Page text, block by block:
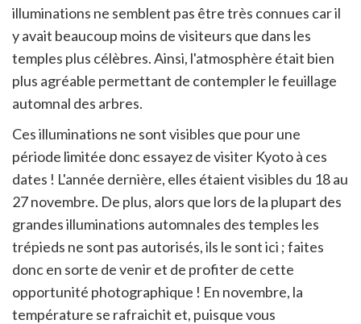
illuminations ne semblent pas être très connues car il
y avait beaucoup moins de visiteurs que dans les
temples plus célèbres. Ainsi, l'atmosphère était bien
plus agréable permettant de contempler le feuillage
automnal des arbres.
Ces illuminations ne sont visibles que pour une
période limitée donc essayez de visiter Kyoto à ces
dates ! L'année dernière, elles étaient visibles du 18 au
27 novembre. De plus, alors que lors de la plupart des
grandes illuminations automnales des temples les
trépieds ne sont pas autorisés, ils le sont ici ; faites
donc en sorte de venir et de profiter de cette
opportunité photographique ! En novembre, la
température se rafraichit et, puisque vous